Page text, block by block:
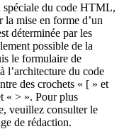
du code HTML,
mise en forme d’un
déterminée par les
possible de la
le formulaire de
l’architecture du code
des crochets « [ » et
« > ». Pour plus
veuillez consulter le
de rédaction.